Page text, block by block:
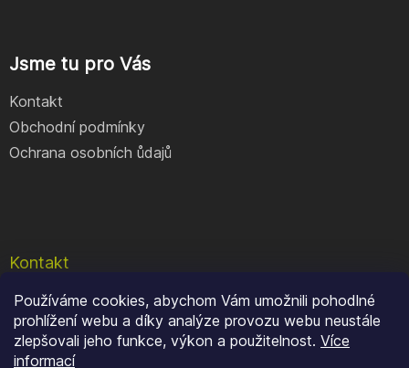
Používáme cookies, abychom Vám umožnili pohodlné
prohlížení webu a díky analýze provozu webu neustále
zlepšovali jeho funkce, výkon a použitelnost. Více
informací
Jsme tu pro Vás
Kontakt
Obchodní podmínky
Ochrana osobních ůdajů
Kontakt
e-shop @geocore.cz
+420 777 409 900